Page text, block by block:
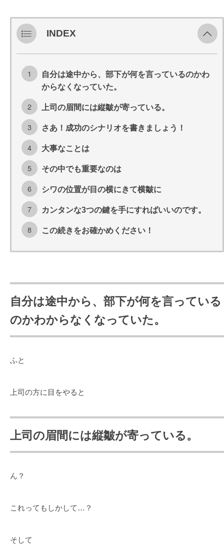
INDEX
自分は途中から、部下が何を言っているのかわ
からなくなっていた。
上司の眉間には縦皺が寄っている。
さあ！成功のシナリオを書きましょう！
大事なことは
その中でも重要なのは
シワの位置が目の横にきて横皺に
カンタンな3つの鍵を手にすればいいのです。
この続きをお確かめください！
自分は途中から、部下が何を言っている
のかわからなくなっていた。
ふと
上司の方に目をやると
上司の眉間には縦皺が寄っている。
ん？
これってもしかして…？
そして